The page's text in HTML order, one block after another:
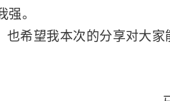
。
希望我本次的分享对大家